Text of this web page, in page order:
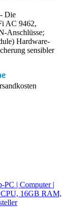
Die
AC 9462,
Anschlüsse;
Hardware-
sensibler
PC | Computer |
CPU, 16GB RAM,